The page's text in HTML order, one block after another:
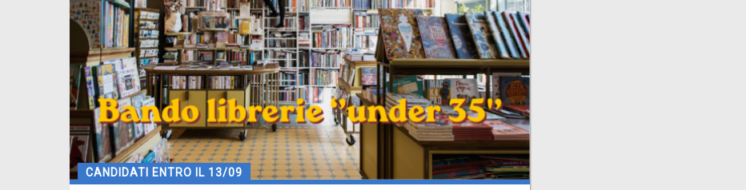
CANDIDATI ENTRO IL 13/09